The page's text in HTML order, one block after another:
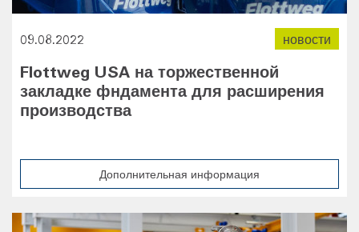
новости
09.08.2022
Flottweg USA на торжественной
закладке фндамента для расширения
производства
Дополнительная информация